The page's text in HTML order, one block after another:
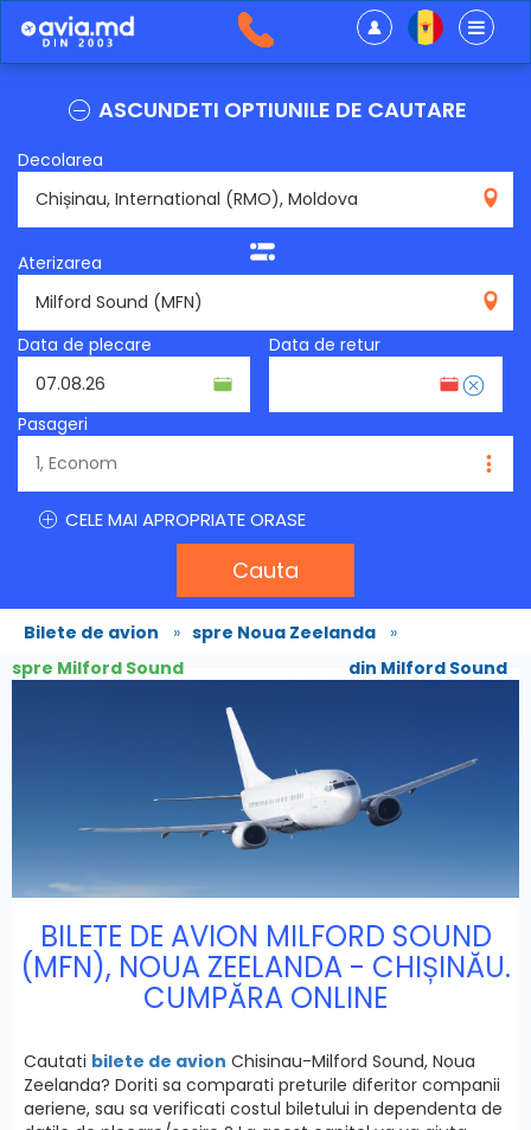
ASCUNDETI OPTIUNILE DE CAUTARE
Decolarea
Aterizarea
Data de plecare
Data de retur
Pasageri
CELE MAI APROPRIATE ORASE
Cauta
Bilete de avion » spre Noua Zeelanda »
spre Milford Sound
din Milford Sound
BILETE DE AVION MILFORD SOUND
(MFN), NOUA ZEELANDA - CHIȘINĂU.
CUMPĂRA ONLINE
Cautati bilete de avion Chisinau-Milford Sound, Noua
Zeelanda? Doriti sa comparati preturile diferitor companii
aeriene, sau sa verificati costul biletului in dependenta de